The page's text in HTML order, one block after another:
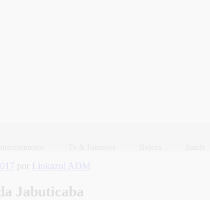
por Linkazul ADM
Jabuticaba